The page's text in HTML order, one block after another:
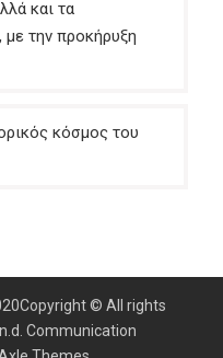
και τα
την προκήρυξη
κόσμος του
© All rights
Communication